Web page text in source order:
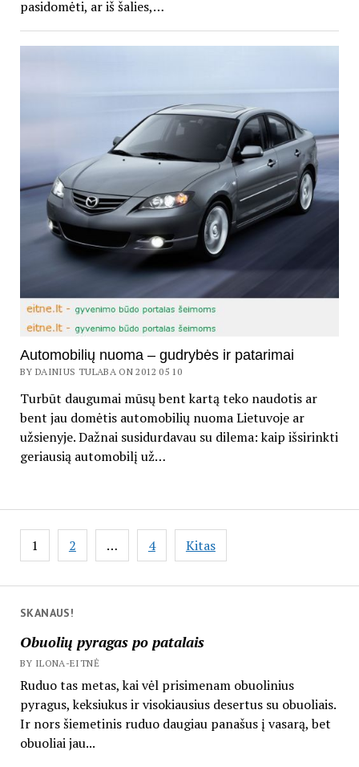
SKANAUS!
Obuolių pyragas po patalais
BY ILONA-EITNĖ
Ruduo tas metas, kai vėl prisimenam obuolinius
pyragus, keksiukus ir visokiausius desertus su obuoliais.
Ir nors šiemetinis ruduo daugiau panašus į vasarą, bet
obuoliai jau...
pasidomėti, ar iš šalies,…
Automobilių nuoma – gudrybės ir patarimai
BY DAINIUS TULABA ON 2012 05 10
Turbūt daugumai mūsų bent kartą teko naudotis ar
bent jau domėtis automobilių nuoma Lietuvoje ar
užsienyje. Dažnai susidurdavau su dilema: kaip išsirinkti
geriausią automobilį už…
Įrašų
puslapiavimas
1 2 … 4 Kitas